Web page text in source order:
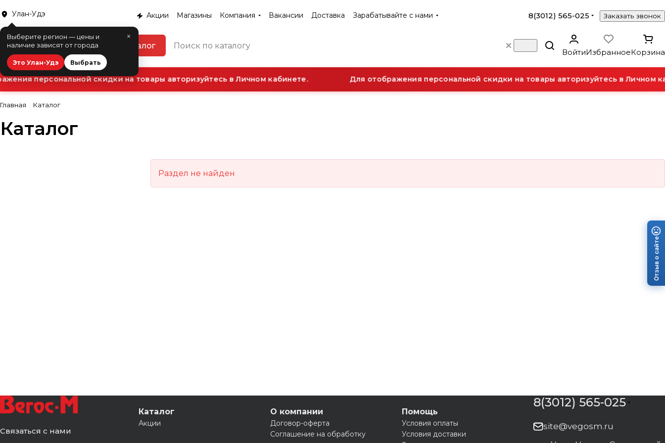
Улан-Удэ
×
Выберите регион — цены и
наличие зависят от города
Это Улан-Удэ Выбрать
Акции Магазины Компания Вакансии Доставка Зарабатывайте с нами 8(3012) 565-025 Заказать звонок
Каталог
ВойтиИзбранноеКорзина
персональной скидки на товары авторизуйтесь в Личном кабинете. Для отображения персональной скидки на товары авторизуйтесь в Личном
Главная Каталог
Каталог
Раздел не найден
Связаться с нами
Каталог
Акции
О компании
Договор-оферта
Соглашение на обработку
Помощь
Условия оплаты
Условия доставки
8(3012) 565-025
site@vegosm.ru
Отзыв о сайте